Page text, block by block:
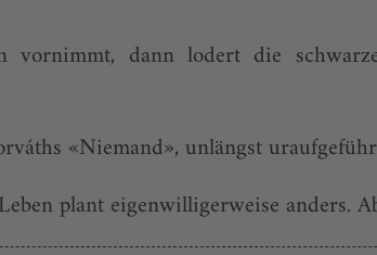
dann lodert die
«Niemand», unlängst
plant eigenwilligerweise anders.